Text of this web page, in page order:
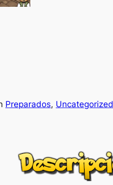
Preparados, Uncategorized